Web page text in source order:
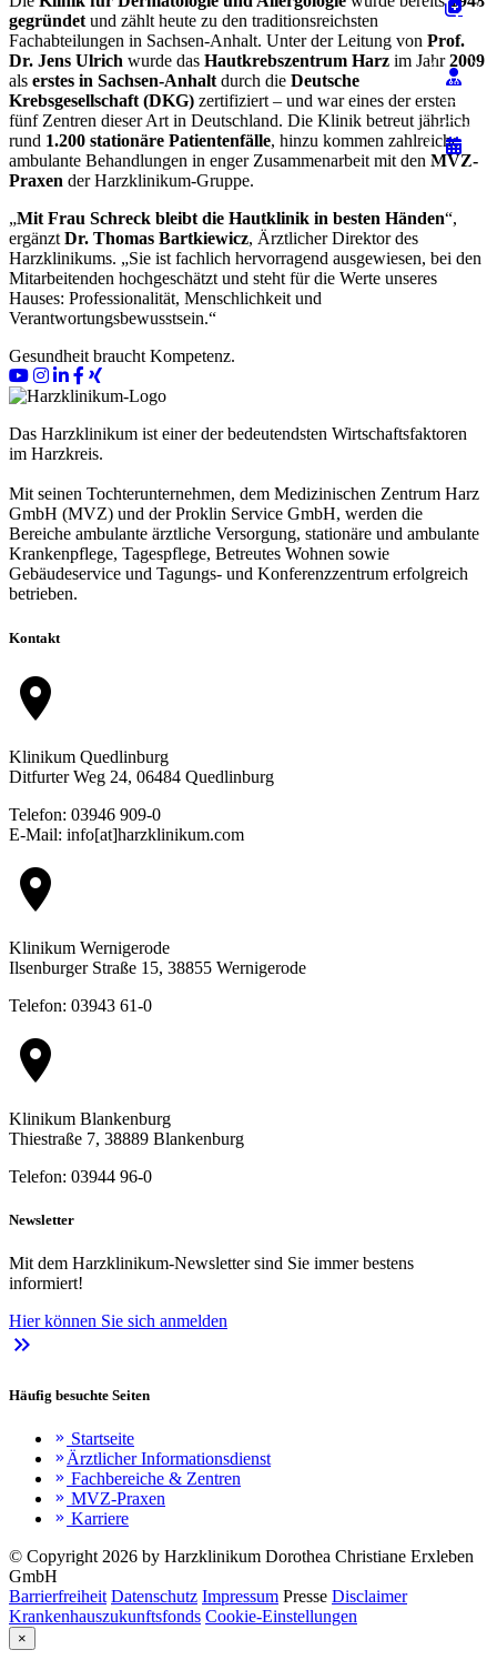
gegründetund zählt heute zu den traditionsreichsten
Fachabteilungen in Sachsen-Anhalt. Unter der Leitung von Prof.
Dr. Jens Ulrich wurde das Hautkrebszentrum Harz im Jahr2009
als erstes in Sachsen-Anhaltdurch die Deutsche
Krebsgesellschaft (DKG) zertifiziert – und war eines der ersten
fünf Zentren dieser Art in Deutschland. Die Klinik betreut jährlich
rund 1.200 stationäre Patientenfälle, hinzu kommen zahlreiche
ambulante Behandlungen in enger Zusammenarbeit mit den MVZ-
Praxen der Harzklinikum-Gruppe.
„Mit Frau Schreck bleibt die Hautklinik in besten Händen“,
ergänztDr. Thomas Bartkiewicz, Ärztlicher Direktor des
Harzklinikums. „Sie ist fachlich hervorragend ausgewiesen, bei den
Mitarbeitenden hochgeschätzt und steht für die Werte unseres
Hauses: Professionalität, Menschlichkeit und
Verantwortungsbewusstsein.“
Gesundheit braucht Kompetenz.
Das Harzklinikum ist einer der bedeutendsten Wirtschaftsfaktoren
im Harzkreis.
Mit seinen Tochterunternehmen, dem Medizinischen Zentrum Harz
GmbH (MVZ) und der Proklin Service GmbH, werden die
Bereiche ambulante ärztliche Versorgung, stationäre und ambulante
Krankenpflege, Tagespflege, Betreutes Wohnen sowie
Gebäudeservice und Tagungs- und Konferenzzentrum erfolgreich
betrieben.
Kontakt
location_on
Klinikum Quedlinburg
Ditfurter Weg 24, 06484 Quedlinburg
Telefon: 03946 909-0
E-Mail: info[at]harzklinikum.com
location_on
Klinikum Wernigerode
Ilsenburger Straße 15, 38855 Wernigerode
Telefon: 03943 61-0
location_on
Klinikum Blankenburg
Thiestraße 7, 38889 Blankenburg
Telefon: 03944 96-0
Newsletter
Mit dem Harzklinikum-Newsletter sind Sie immer bestens
informiert!
Hier können Sie sich anmelden
keyboard_double_arrow_right
Häufig besuchte Seiten
keyboard_double_arrow_right Startseite
keyboard_double_arrow_rightÄrztlicher Informationsdienst
keyboard_double_arrow_right Fachbereiche & Zentren
keyboard_double_arrow_right MVZ-Praxen
keyboard_double_arrow_right Karriere
© Copyright 2026 by Harzklinikum Dorothea Christiane Erxleben
GmbH
Barrierfreiheit Datenschutz Impressum Presse Disclaimer
Krankenhauszukunftsfonds Cookie-Einstellungen
×